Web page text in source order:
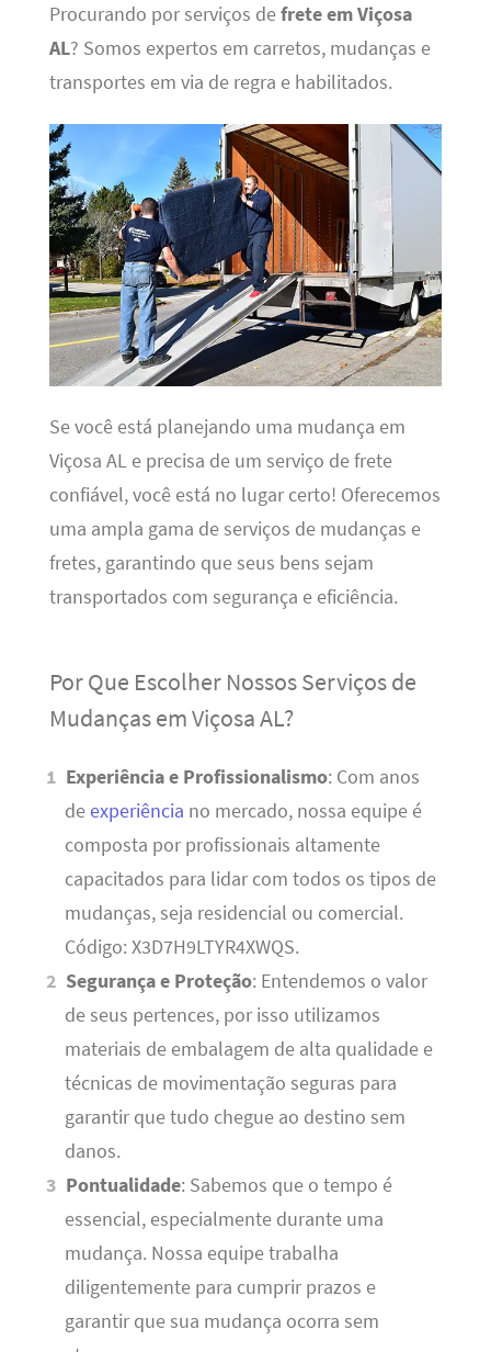
Procurando por serviços defrete em Viçosa
AL? Somos expertos em carretos, mudanças e
transportes em via de regra e habilitados.
Se você está planejando uma mudança em
Viçosa AL e precisa de um serviço de frete
confiável, você está no lugar certo! Oferecemos
uma ampla gama de serviços de mudanças e
fretes, garantindo que seus bens sejam
transportados com segurança e eficiência.
Por Que Escolher Nossos Serviços de
Mudanças em Viçosa AL?
Experiência e Profissionalismo: Com anos
deexperiência no mercado, nossa equipe é
composta por profissionais altamente
capacitados para lidar com todos os tipos de
mudanças, seja residencial ou comercial.
Código: X3D7H9LTYR4XWQS.
Segurança e Proteção: Entendemos o valor
de seus pertences, por isso utilizamos
materiais de embalagem de alta qualidade e
técnicas de movimentação seguras para
garantir que tudo chegue ao destino sem
danos.
Pontualidade: Sabemos que o tempo é
essencial, especialmente durante uma
mudança. Nossa equipe trabalha
diligentemente para cumprir prazos e
garantir que sua mudança ocorra sem